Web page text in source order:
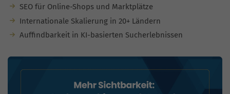
SEO für Online-Shops und Marktplätze
Internationale Skalierung in 20+ Ländern
Auffindbarkeit in KI-basierten Sucherlebnissen